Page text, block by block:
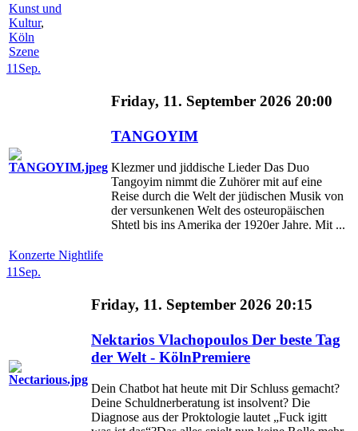
Kunst und
Kultur,
Köln
Szene
11 Sep.
Friday, 11. September 2026 20:00
TANGOYIM
Klezmer und jiddische Lieder Das Duo
Tangoyim nimmt die Zuhörer mit auf eine
Reise durch die Welt der jüdischen Musik von
der versunkenen Welt des osteuropäischen
Shtetl bis ins Amerika der 1920er Jahre. Mit ...
Konzerte Nightlife
11 Sep.
Friday, 11. September 2026 20:15
Nektarios Vlachopoulos Der beste Tag
der Welt - KölnPremiere
Dein Chatbot hat heute mit Dir Schluss gemacht?
Deine Schuldnerberatung ist insolvent? Die
Diagnose aus der Proktologie lautet „Fuck igitt